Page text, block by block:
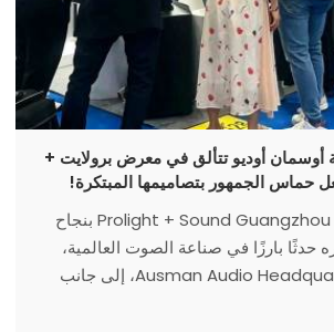
أوسمان أوديو تتألق في معرض برولايت +
حماس الجمهور بتصاميمها المبتكرة!
اختُتم معرض Prolight + Sound Guangzhou 2026 بنجاح
حدثًا بارزًا في صناعة الصوت العالمية،
قدّمت شركة Ausman Audio Headquarters، إلى جانب